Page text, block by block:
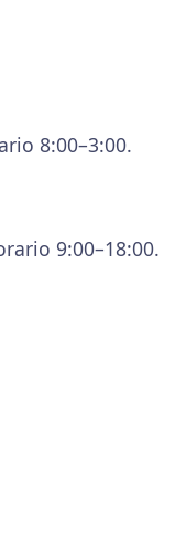
8:00–3:00.
9:00–18:00.